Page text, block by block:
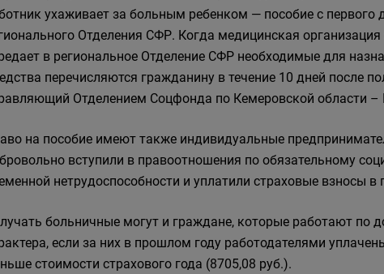
ухаживает за больным ребенком — пособие с первого
Отделения СФР. Когда медицинская
в региональное Отделение СФР необходимые для
перечисляются гражданину в течение 10 дней после
Отделением Соцфонда по Кемеровской области
на пособие имеют также индивидуальные
вступили в правоотношения по обязательному
нетрудоспособности и уплатили страховые взносы
больничные могут и граждане, которые работают по
если за них в прошлом году работодателями
стоимости страхового года (8705,08 руб.).